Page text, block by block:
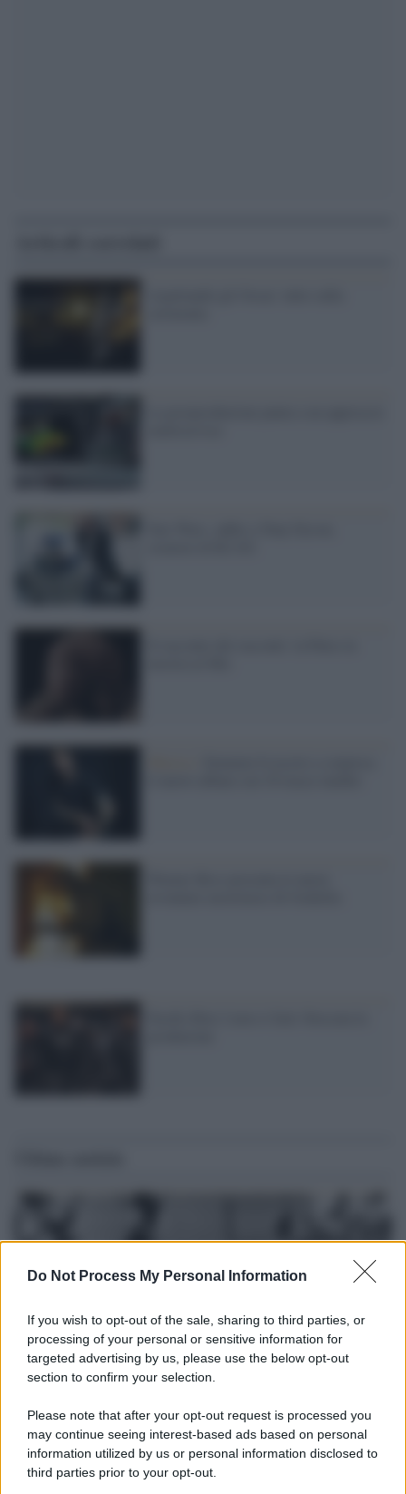
Do Not Process My Personal Information
If you wish to opt-out of the sale, sharing to third parties, or
processing of your personal or sensitive information for
targeted advertising by us, please use the below opt-out
section to confirm your selection.
Please note that after your opt-out request is processed you
may continue seeing interest-based ads based on personal
information utilized by us or personal information disclosed to
third parties prior to your opt-out.
Il lutto /Addio a Livio Berruti, leggenda dello sprint
italiano
L’oro olimpico nei 200 metri a Roma 1960 aveva 87 anni. È morto